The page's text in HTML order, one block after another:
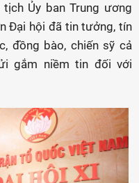
Ủy ban Trung ương
Đại hội đã tin tưởng, tín
đồng bào, chiến sỹ cả
gắm niềm tin đối với